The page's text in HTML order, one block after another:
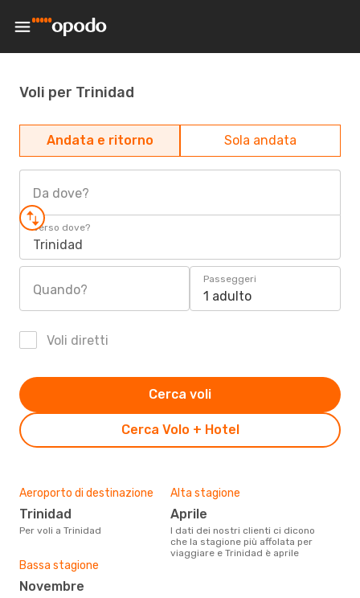
Voli per Trinidad
Andata e ritorno Sola andata
Da dove?
Verso dove?
Trinidad
Quando?
Passeggeri
1 adulto
Voli diretti
Cerca Volo + Hotel
Cerca voli
Aeroporto di destinazione
Trinidad
Per voli a Trinidad
Alta stagione
aprile
I dati dei nostri clienti ci dicono
che la stagione più affolata per
viaggiare e Trinidad è aprile
Bassa stagione
novembre